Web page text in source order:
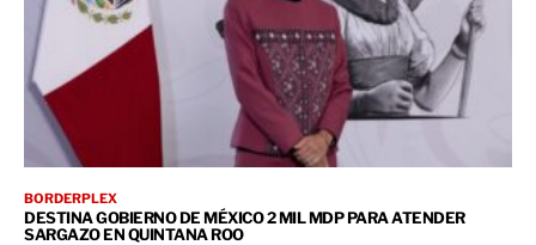
BORDERPLEX
DESTINA GOBIERNO DE MÉXICO 2 MIL MDP PARA ATENDER
SARGAZO EN QUINTANA ROO